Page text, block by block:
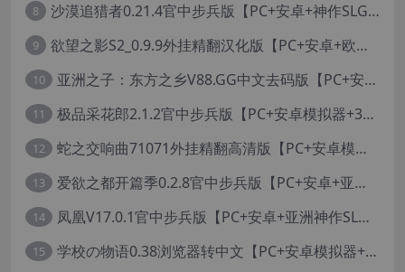
8 沙漠追猎者0.21.4官中步兵版【PC+安卓+神作SLG/沙盒+画廊全开】/沙漠潜行者/沉沙猎手/Desert Stalker【9.56G】
9 欲望之影S2_0.9.9外挂精翻汉化版【PC+安卓+欧美精品RPG/步兵/沙盒/媚黑/绿帽NTR】/Shadows of Desire【19.2G】
10 亚洲之子：东方之乡V88.GG中文去码版【PC+安卓模拟器+亚洲风QSP/真人SLG/更新/MOD整合版/作者版】/SOA就是个混蛋/【93G】
11 极品采花郎2.1.2官中步兵版【PC+安卓模拟器+3D互动SLG/亚洲/国风+金手指+真全CG存档】/Romantic Escapades【8.3G】
12 蛇之交响曲71071外挂精翻高清版【PC+安卓模拟器+神作RPG+全CG存档+作弊器】/纳迪亚四部曲之四/Symphony of the Serpent【11.3G】
13 爱欲之都开篇季0.2.8官中步兵版【PC+安卓+亚洲神作SLG+画廊全开】/City Lights Love Bites Season 0【21.7G】
14 凤凰V17.0.1官中步兵版【PC+安卓+亚洲神作SLG+高级赞助版+画廊全开】/Phoenixes【6.5G】
15 学校の物语0.38浏览器转中文【PC+安卓模拟器+亚洲风HTML/精品真人沙盒+存档】/学校物语/Gakko No Monogatari - School Story【37G】